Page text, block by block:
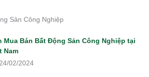
Sản Công Nghiệp
Mua Bán Bất Động Sản Công Nghiệp tại
Nam
02/2024